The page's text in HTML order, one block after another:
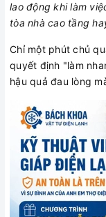
lao động khi làm
tòa nhà cao tầng
Chỉ một phút chủ
quyết định "làm
hậu quả đau lòng